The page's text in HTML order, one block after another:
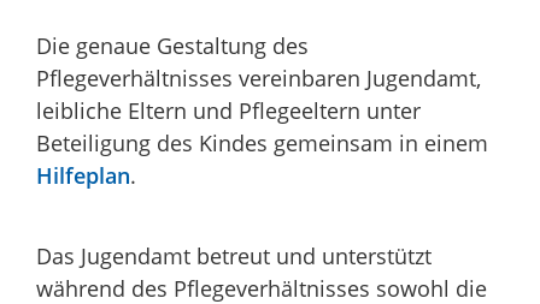
Die genaue Gestaltung des
Pflegeverhältnisses vereinbaren Jugendamt,
leibliche Eltern und Pflegeeltern unter
Beteiligung des Kindes gemeinsam in einem
Hilfeplan.
Das Jugendamt betreut und unterstützt
während des Pflegeverhältnisses sowohl die